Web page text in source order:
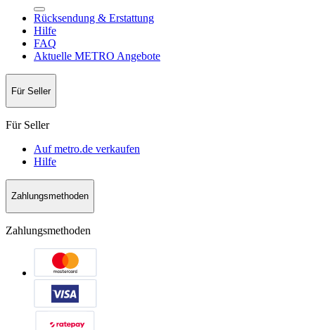
Rücksendung & Erstattung
Hilfe
FAQ
Aktuelle METRO Angebote
Für Seller
Für Seller
Auf metro.de verkaufen
Hilfe
Zahlungsmethoden
Zahlungsmethoden